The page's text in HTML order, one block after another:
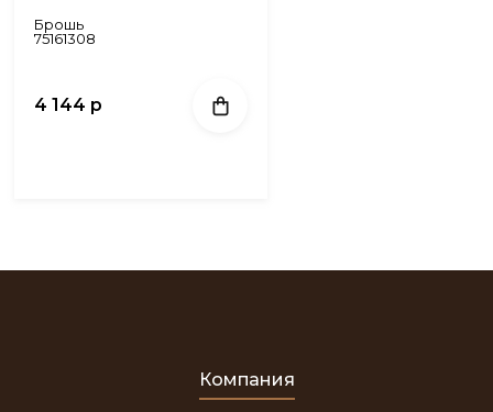
Брошь
75161308
4 144 р
Компания